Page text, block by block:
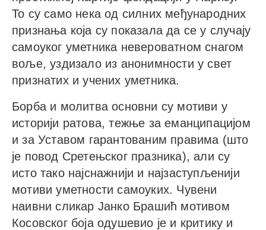
То су само нека од силних међународних
признања која су показала да се у случају
самоуког уметника невероватном снагом
воље, уздизало из анонимности у свет
признатих и учених уметника.
Борба и молитва основни су мотиви у
историји ратова, тежње за еманципацијом
и за Уставом гарантованим правима (што
је повод Сретењског празника), али су
исто тако најснажнији и најзаступљенији
мотиви уметности самоуких. Чувени
наивни сликар Јанко Брашић мотивом
Косовског боја одушевио је и критику и